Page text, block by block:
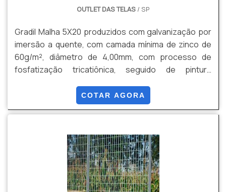
OUTLET DAS TELAS/ SP
Gradil Malha 5X20 produzidos com galvanização por
imersão a quente, com camada mínima de zinco de
60g/m², diâmetro de 4,00mm, com processo de
fosfatização tricatiônica, seguido de pintura
mínima de 120µm(micras), podendo ser as alturas de
1,03, 1,53, 2,03 e 2,43.
COTAR AGORA